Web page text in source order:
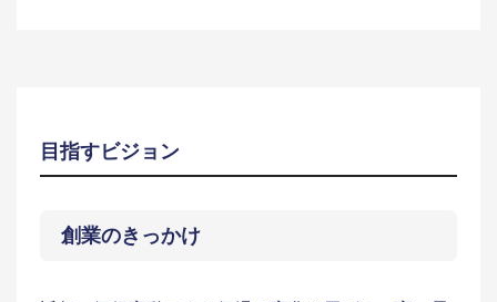
目指すビジョン
創業のきっかけ